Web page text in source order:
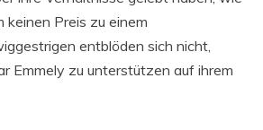
keinen Preis zu einem
entblöden sich nicht,
Emmely zu unterstützen auf ihrem